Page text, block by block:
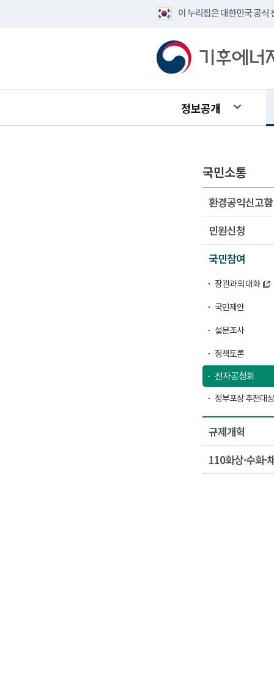
이 누리집은 대한민국 공식
정보공개
국민소통
환경공익신고함
민원신청
국민참여
장관과의 대화
국민제안
설문조사
정책토론
전자공청회
정부포상 추천대
규제개혁
110화상·수화·